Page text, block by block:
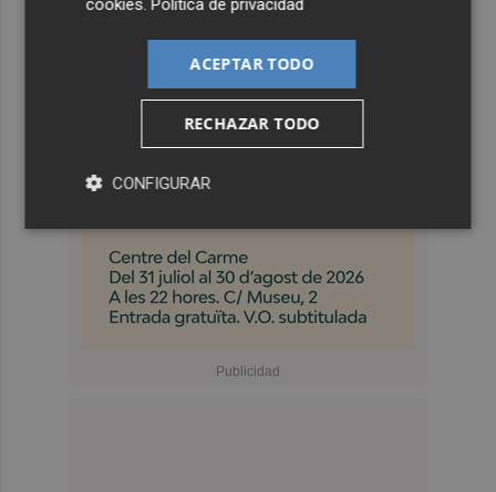
cookies. Política de privacidad
ACEPTAR TODO
RECHAZAR TODO
CONFIGURAR